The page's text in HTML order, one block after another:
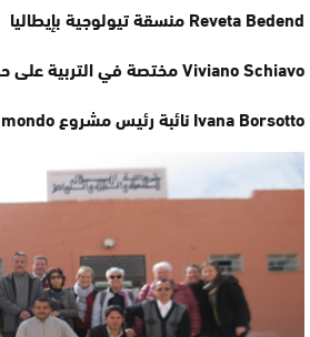
Reveta Bedend منسقة تيولوجية بإيطاليا
Viviano Schiavo مختصة في التربية على حوار الديانات
Ivana Borsotto نائبة رئيس مشروع progetto mondo